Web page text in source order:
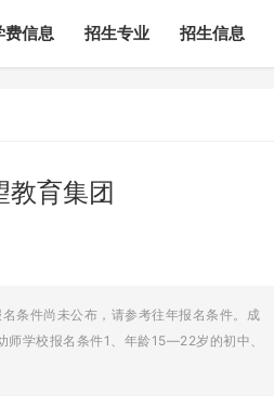
费信息 招生专业 招生信息
教育集团
条件尚未公布，请参考往年报名条件。成
学校报名条件1、年龄15—22岁的初中、